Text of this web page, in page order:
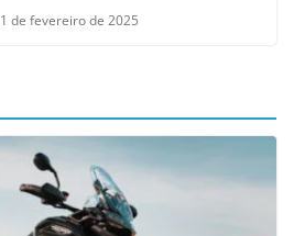
de fevereiro de 2025